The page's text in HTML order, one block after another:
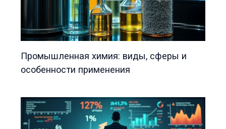
Промышленная химия: виды, сферы и
особенности применения